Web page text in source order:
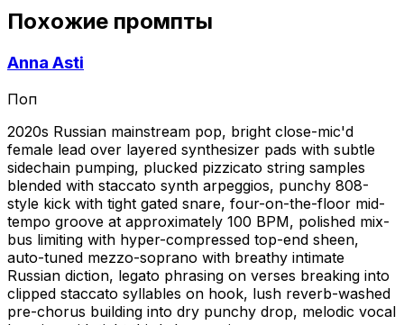
Похожие промпты
Anna Asti
Поп
2020s Russian mainstream pop, bright close-mic'd
female lead over layered synthesizer pads with subtle
sidechain pumping, plucked pizzicato string samples
blended with staccato synth arpeggios, punchy 808-
style kick with tight gated snare, four-on-the-floor mid-
tempo groove at approximately 100 BPM, polished mix-
bus limiting with hyper-compressed top-end sheen,
auto-tuned mezzo-soprano with breathy intimate
Russian diction, legato phrasing on verses breaking into
clipped staccato syllables on hook, lush reverb-washed
pre-chorus building into dry punchy drop, melodic vocal